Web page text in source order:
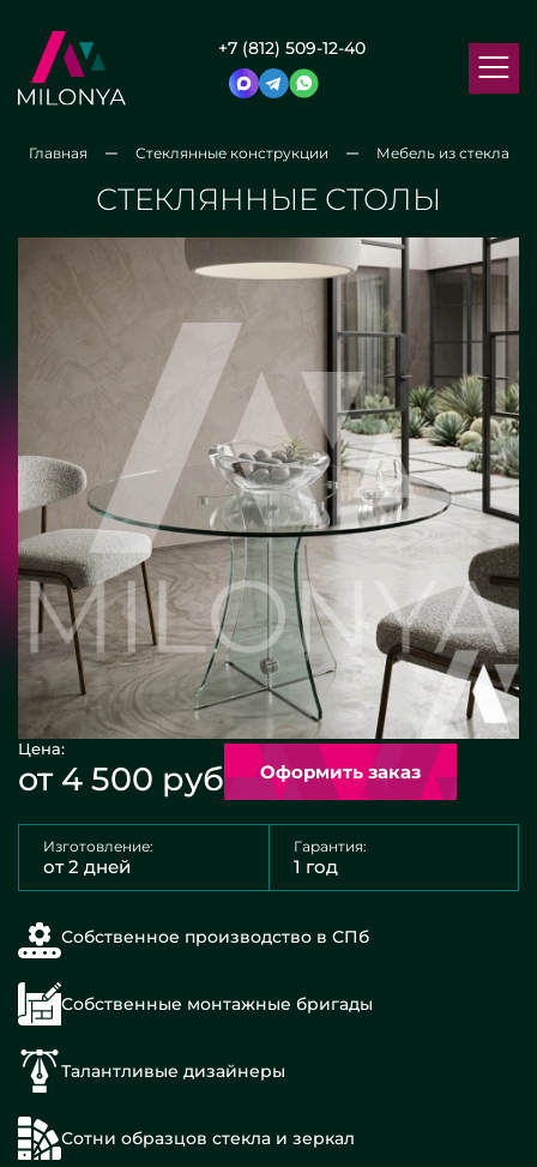
+7 (812) 509-12-40
Главная Стеклянные конструкции Мебель из стекла
СТЕКЛЯННЫЕ СТОЛЫ
Цена:
от 4 500 руб Оформить заказ
Изготовление:
от 2 дней
Гарантия:
1 год
Собственное производство в СПб
Собственные монтажные бригады
Талантливые дизайнеры
Сотни образцов стекла и зеркал